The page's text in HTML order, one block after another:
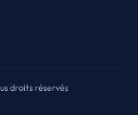
droits réservés